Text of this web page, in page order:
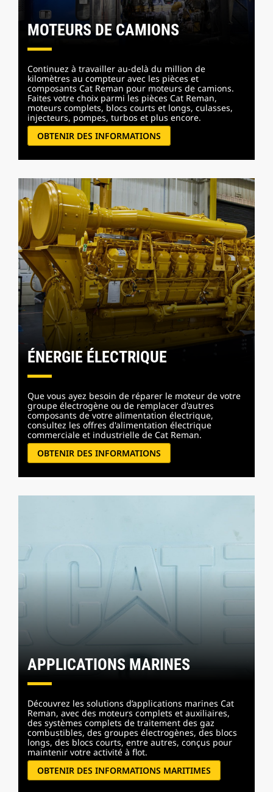
MOTEURS DE CAMIONS
Continuez à travailler au-delà du million de
kilomètres au compteur avec les pièces et
composants Cat Reman pour moteurs de camions.
Faites votre choix parmi les pièces Cat Reman,
moteurs complets, blocs courts et longs, culasses,
injecteurs, pompes, turbos et plus encore.
OBTENIR DES INFORMATIONS
ÉNERGIE ÉLECTRIQUE
Que vous ayez besoin de réparer le moteur de votre
groupe électrogène ou de remplacer d'autres
composants de votre alimentation électrique,
consultez les offres d'alimentation électrique
commerciale et industrielle de Cat Reman.
OBTENIR DES INFORMATIONS
APPLICATIONS MARINES
Découvrez les solutions d’applications marines Cat
Reman, avec des moteurs complets et auxiliaires,
des systèmes complets de traitement des gaz
combustibles, des groupes électrogènes, des blocs
longs, des blocs courts, entre autres, conçus pour
maintenir votre activité à flot.
OBTENIR DES INFORMATIONS MARITIMES